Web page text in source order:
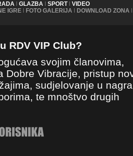
| GLAZBA | SPORT | VIDEO
IGRE | FOTO GALERIJA | DOWNLOAD ZONA |
RDV VIP Club?
svojim članovima,
Dobre Vibracije, pristup
sudjelovanje u
te mnoštvo drugih